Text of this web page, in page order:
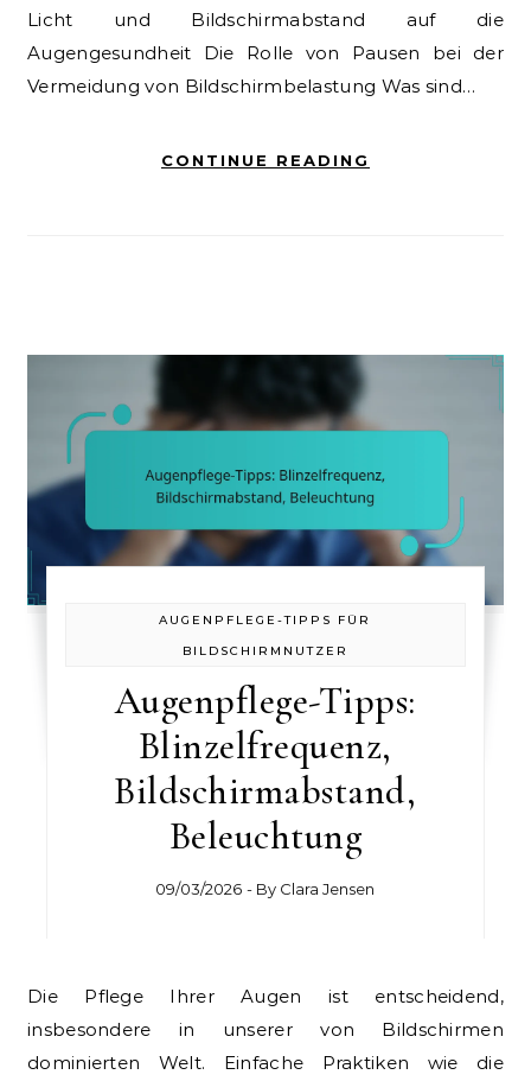
Licht und Bildschirmabstand auf die
Augengesundheit Die Rolle von Pausen bei der
Vermeidung von Bildschirmbelastung Was sind…
CONTINUE READING
AUGENPFLEGE-TIPPS FÜR
BILDSCHIRMNUTZER
Augenpflege-Tipps:
Blinzelfrequenz,
Bildschirmabstand,
Beleuchtung
09/03/2026 - By Clara Jensen
Die Pflege Ihrer Augen ist entscheidend,
insbesondere in unserer von Bildschirmen
dominierten Welt. Einfache Praktiken wie die